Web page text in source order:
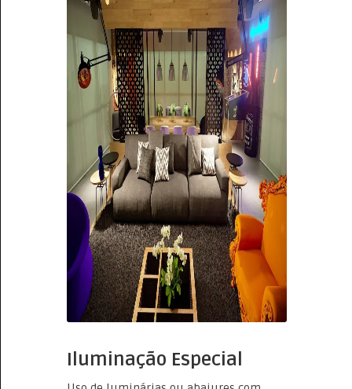
Iluminação Especial